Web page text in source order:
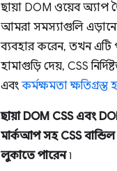
ছায়া DOM ওয়েব অ্যাপ
আমরা সমস্যাগুলি
ব্যবহার করেন, তখন এটি
হামাগুড়ি দেয়, CSS
এবং কর্মক্ষমতা ক্ষতিগ্রস্ত
ছায়া DOM CSS এবং
মার্কআপ সহ CSS বান্ডিল
লুকাতে পারেন৷